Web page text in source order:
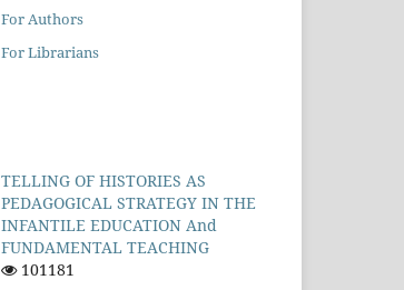
For Authors
For Librarians
TELLING OF HISTORIES AS
PEDAGOGICAL STRATEGY IN THE
INFANTILE EDUCATION And
FUNDAMENTAL TEACHING
101181